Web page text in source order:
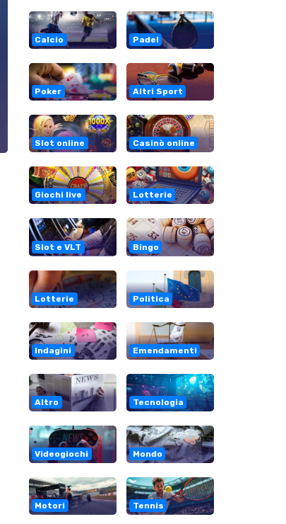
Calcio Padel
Poker Altri Sport
Slot online Casinò online
Giochi live Lotterie
Slot e VLT Bingo
Lotterie Politica
Indagini Emendamenti
Altro Tecnologia
Videogiochi Mondo
Motori Tennis